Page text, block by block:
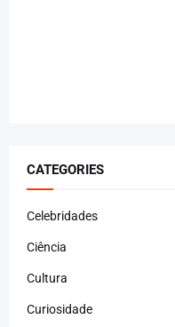
CATEGORIES
Celebridades
Ciência
Cultura
Curiosidade